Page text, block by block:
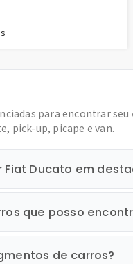
para encontrar seu
pick-up, picape e van.
Ducato em
que posso
de carros?